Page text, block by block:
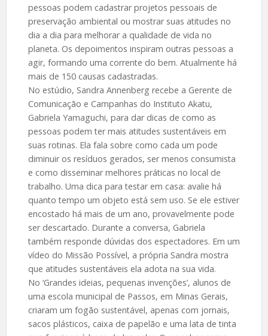
pessoas podem cadastrar projetos pessoais de
preservação ambiental ou mostrar suas atitudes no
dia a dia para melhorar a qualidade de vida no
planeta. Os depoimentos inspiram outras pessoas a
agir, formando uma corrente do bem. Atualmente há
mais de 150 causas cadastradas.
No estúdio, Sandra Annenberg recebe a Gerente de
Comunicação e Campanhas do Instituto Akatu,
Gabriela Yamaguchi, para dar dicas de como as
pessoas podem ter mais atitudes sustentáveis em
suas rotinas. Ela fala sobre como cada um pode
diminuir os resíduos gerados, ser menos consumista
e como disseminar melhores práticas no local de
trabalho. Uma dica para testar em casa: avalie há
quanto tempo um objeto está sem uso. Se ele estiver
encostado há mais de um ano, provavelmente pode
ser descartado. Durante a conversa, Gabriela
também responde dúvidas dos espectadores. Em um
vídeo do Missão Possível, a própria Sandra mostra
que atitudes sustentáveis ela adota na sua vida.
No ‘Grandes ideias, pequenas invenções’, alunos de
uma escola municipal de Passos, em Minas Gerais,
criaram um fogão sustentável, apenas com jornais,
sacos plásticos, caixa de papelão e uma lata de tinta